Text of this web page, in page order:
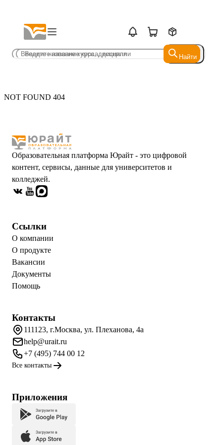
Найти
Найти
NOT FOUND 404
Образовательная платформа Юрайт - это цифровой
контент, сервисы, данные для университетов и
колледжей.
Ссылки
О компании
О продукте
Вакансии
Документы
Помощь
Контакты
111123, г.Москва, ул. Плеханова, 4а
help@urait.ru
+7 (495) 744 00 12
Все контакты
Приложения